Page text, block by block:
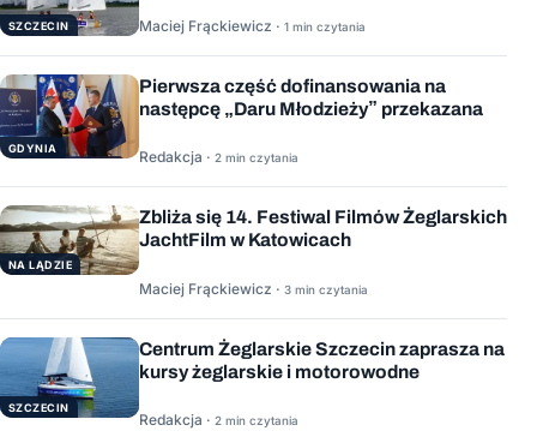
SZCZECIN Maciej Frąckiewicz · 1 min czytania
GDYNIA
Pierwsza część dofinansowania na
następcę „Daru Młodzieży” przekazana
Redakcja · 2 min czytania
NA LĄDZIE
Zbliża się 14. Festiwal Filmów Żeglarskich
JachtFilm w Katowicach
Maciej Frąckiewicz · 3 min czytania
SZCZECIN
Centrum Żeglarskie Szczecin zaprasza na
kursy żeglarskie i motorowodne
Redakcja · 2 min czytania